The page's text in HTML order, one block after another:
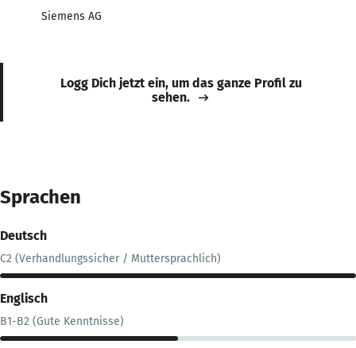
Siemens AG
Logg Dich jetzt ein, um das ganze Profil zu
sehen.
Sprachen
Deutsch
C2 (Verhandlungssicher / Muttersprachlich)
Englisch
B1-B2 (Gute Kenntnisse)